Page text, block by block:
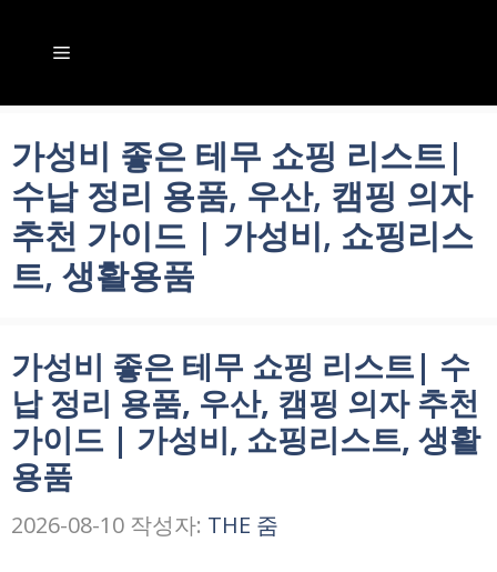
건
너
뛰
기
메
뉴
가성비 좋은 테무 쇼핑 리스트|
수납 정리 용품, 우산, 캠핑 의자
추천 가이드 | 가성비, 쇼핑리스
트, 생활용품
가성비 좋은 테무 쇼핑 리스트| 수
납 정리 용품, 우산, 캠핑 의자 추천
가이드 | 가성비, 쇼핑리스트, 생활
용품
2026-08-10 작성자: THE 줌